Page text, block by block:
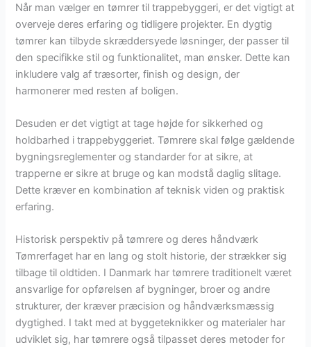
Når man vælger en tømrer til trappebyggeri, er det vigtigt at
overveje deres erfaring og tidligere projekter. En dygtig
tømrer kan tilbyde skræddersyede løsninger, der passer til
den specifikke stil og funktionalitet, man ønsker. Dette kan
inkludere valg af træsorter, finish og design, der
harmonerer med resten af boligen.
Desuden er det vigtigt at tage højde for sikkerhed og
holdbarhed i trappebyggeriet. Tømrere skal følge gældende
bygningsreglementer og standarder for at sikre, at
trapperne er sikre at bruge og kan modstå daglig slitage.
Dette kræver en kombination af teknisk viden og praktisk
erfaring.
Historisk perspektiv på tømrere og deres håndværk
Tømrerfaget har en lang og stolt historie, der strækker sig
tilbage til oldtiden. I Danmark har tømrere traditionelt været
ansvarlige for opførelsen af bygninger, broer og andre
strukturer, der kræver præcision og håndværksmæssig
dygtighed. I takt med at byggeteknikker og materialer har
udviklet sig, har tømrere også tilpasset deres metoder for